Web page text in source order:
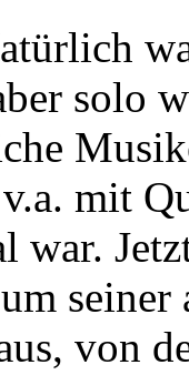
solo
mit
war.
von